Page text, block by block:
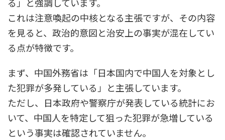
これは注意喚起の中核となる主張ですが、その内容
を見ると、政治的意図と治安上の事実が混在してい
る点が特徴です。
まず、中国外務省は「日本国内で中国人を対象とし
た犯罪が多発している」と主張しています。
ただし、日本政府や警察庁が発表している統計にお
いて、中国人を特定して狙った犯罪が急増している
という事実は確認されていません。